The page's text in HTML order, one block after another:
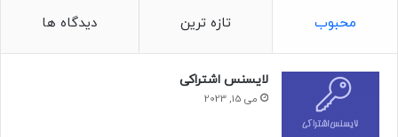
طبق برخی گزارش‌ها، قیمت تمام‌شده‌ی اسنپدراگون ۸ الیت ۲
می‌تواند بیشتر از نسل قبلی باشد که در نهایت به افزایش قیمت
گوشی‌های پرچم‌دار منجر می‌شود. ناگفته نماند که کوالکام در حال
تلاش برای بهینه‌سازی فرایند تولید این پردازنده است تا قیمت آن
کمتر و رقابتی‌تر شود.
محبوب تازه ترین دیدگاه ها
لایسنس اشتراکی
می 15, 2023